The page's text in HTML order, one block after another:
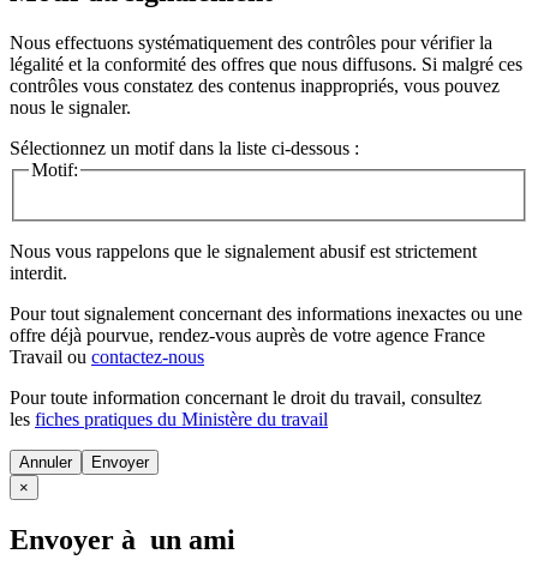
Nous effectuons systématiquement des contrôles pour vérifier la
légalité et la conformité des offres que nous diffusons. Si malgré ces
contrôles vous constatez des contenus inappropriés, vous pouvez
nous le signaler.
Sélectionnez un motif dans la liste ci-dessous :
Motif:
Nous vous rappelons que le signalement abusif est strictement
interdit.
Pour tout signalement concernant des informations inexactes ou une
offre déjà pourvue, rendez-vous auprès de votre agence France
Travail ou contactez-nous
Pour toute information concernant le droit du travail, consultez
les fiches pratiques du Ministère du travail
Annuler
×
Envoyer à un ami